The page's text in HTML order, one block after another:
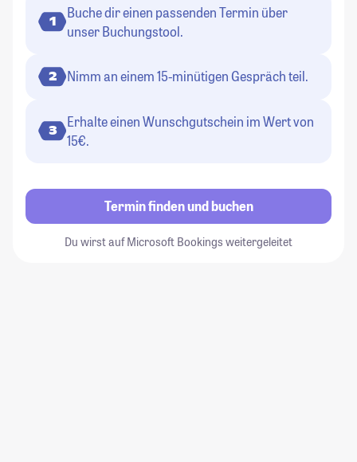
1
Buche dir einen passenden Termin über
unser Buchungstool.
2 Nimm an einem 15-minütigen Gespräch teil.
3
Erhalte einen Wunschgutschein im Wert von
15€.
Termin finden und buchen
Du wirst auf Microsoft Bookings weitergeleitet